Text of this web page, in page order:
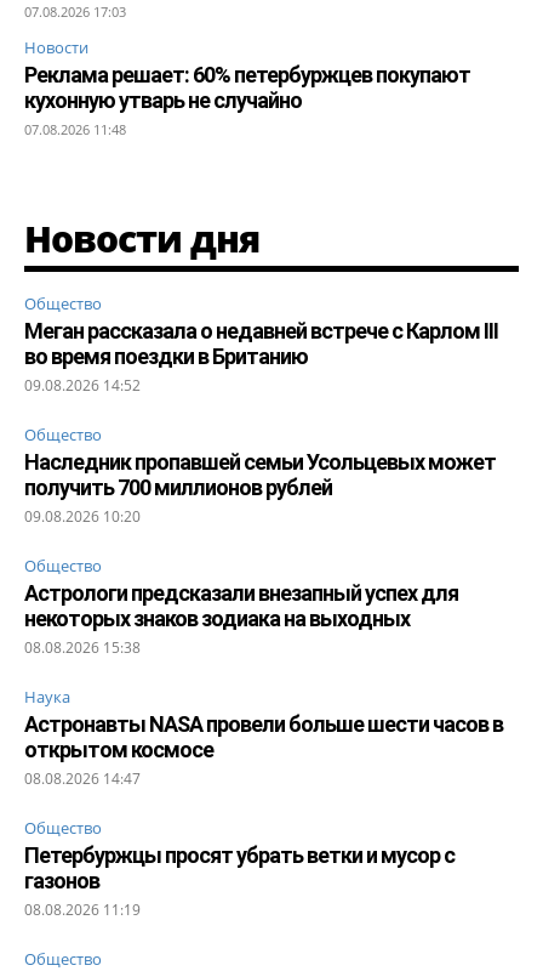
07.08.2026 17:03
Новости
Реклама решает: 60% петербуржцев покупают
кухонную утварь не случайно
07.08.2026 11:48
Новости дня
Общество
Меган рассказала о недавней встрече с Карлом III
во время поездки в Британию
09.08.2026 14:52
Общество
Наследник пропавшей семьи Усольцевых может
получить 700 миллионов рублей
09.08.2026 10:20
Общество
Астрологи предсказали внезапный успех для
некоторых знаков зодиака на выходных
08.08.2026 15:38
Наука
Астронавты NASA провели больше шести часов в
открытом космосе
08.08.2026 14:47
Общество
Петербуржцы просят убрать ветки и мусор с
газонов
08.08.2026 11:19
Общество